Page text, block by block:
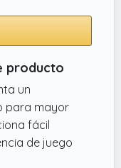
producto
un
para mayor
fácil
de juego